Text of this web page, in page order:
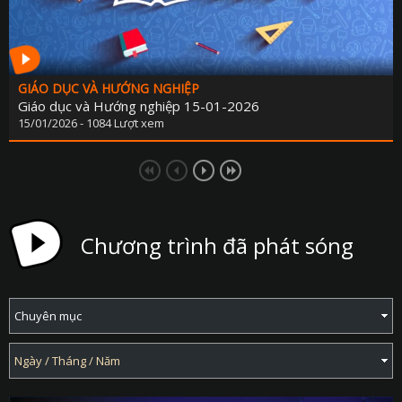
GIÁO DỤC VÀ HƯỚNG NGHIỆP
Giáo dục và Hướng nghiệp 15-01-2026
15/01/2026 - 1084 Lượt xem
Chương trình đã phát sóng